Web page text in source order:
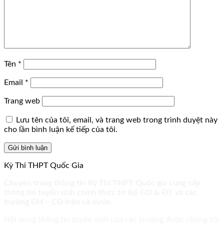
Tên *
Email *
Trang web
Lưu tên của tôi, email, và trang web trong trình duyệt này
cho lần bình luận kế tiếp của tôi.
Kỳ Thi THPT Quốc Gia